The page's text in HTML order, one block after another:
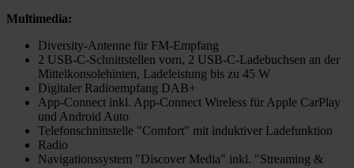
Multimedia:
Diversity-Antenne für FM-Empfang
2 USB-C-Schnittstellen vorn, 2 USB-C-Ladebuchsen an der
Mittelkonsolehinten, Ladeleistung bis zu 45 W
Digitaler Radioempfang DAB+
App-Connect inkl. App-Connect Wireless für Apple CarPlay
und Android Auto
Telefonschnittstelle "Comfort" mit induktiver Ladefunktion
Radio
Navigationssystem "Discover Media" inkl. "Streaming &